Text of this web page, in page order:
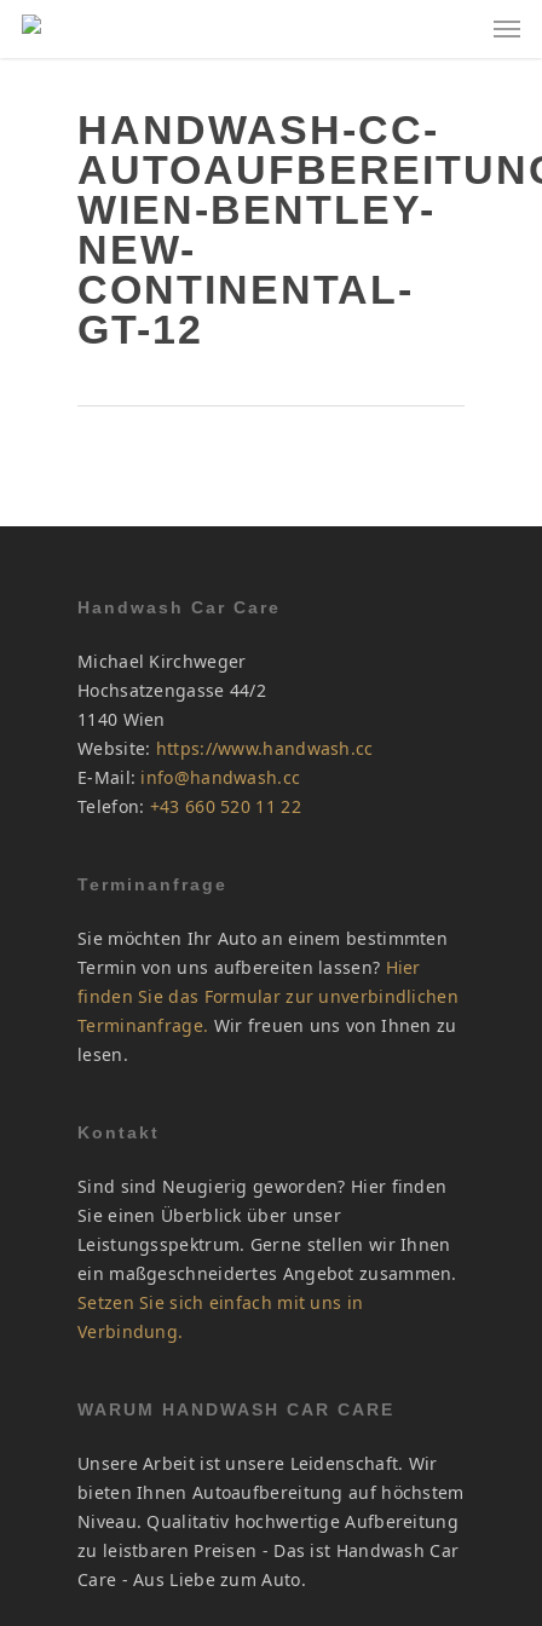
HANDWASH-CC-
WIEN-BENTLEY-
NEW-
CONTINENTAL-
GT-12
Handwash Car Care
Michael Kirchweger
Hochsatzengasse 44/2
1140 Wien
Website: https://www.handwash.cc
E-Mail: info@handwash.cc
Telefon: +43 660 520 11 22
Terminanfrage
Sie möchten Ihr Auto an einem bestimmten
Termin von uns aufbereiten lassen? Hier
finden Sie das Formular zur unverbindlichen
Terminanfrage. Wir freuen uns von Ihnen zu
lesen.
Kontakt
Sind sind Neugierig geworden? Hier finden
Sie einen Überblick über unser
Leistungsspektrum. Gerne stellen wir Ihnen
ein maßgeschneidertes Angebot zusammen.
Setzen Sie sich einfach mit uns in
Verbindung.
WARUM HANDWASH CAR CARE
Unsere Arbeit ist unsere Leidenschaft. Wir
bieten Ihnen Autoaufbereitung auf höchstem
Niveau. Qualitativ hochwertige Aufbereitung
zu leistbaren Preisen - Das ist Handwash Car
Care - Aus Liebe zum Auto.